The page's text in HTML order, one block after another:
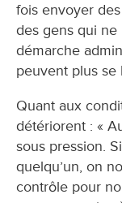
fois envoyer
des gens qui ne
démarche
peuvent plus
Quant aux
détériorent : «
sous pression.
quelqu’un, on
contrôle pour